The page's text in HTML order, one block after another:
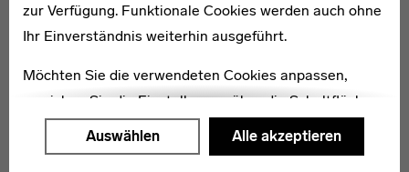
zur Verfügung. Funktionale Cookies werden auch ohne
Ihr Einverständnis weiterhin ausgeführt.
Möchten Sie die verwendeten Cookies anpassen,
erreichen Sie die Einstellungen über die Schaltfläche
"Auswählen".
Auswählen Alle akzeptieren
Franz Heidelmann